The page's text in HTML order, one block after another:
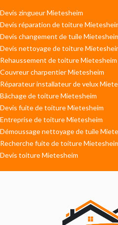
Devis zingueur Mietesheim
Devis réparation de toiture
Devis changement de tuile
Devis nettoyage de toiture
Rehaussement de toiture Mietesheim
Couvreur charpentier Mietesheim
Réparateur installateur de velux
Bâchage de toiture Mietesheim
Devis fuite de toiture Mietesheim
Entreprise de toiture Mietesheim
Démoussage nettoyage de tuile
Recherche fuite de toiture
Devis toiture Mietesheim